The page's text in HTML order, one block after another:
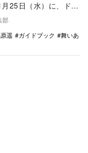
月25日（水）に、ドラ
ガイドブック『NHK
部
遥 ガイドブック
舞いあ